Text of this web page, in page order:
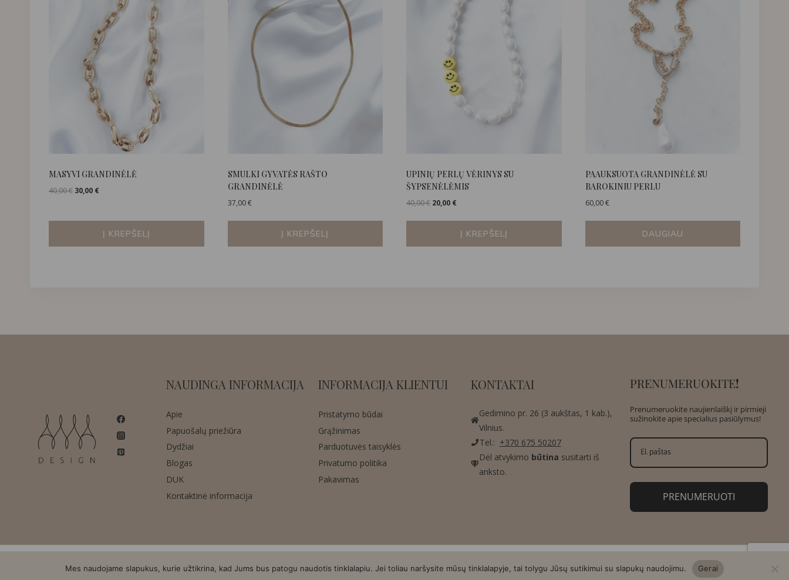
MASYVI GRANDINĖLĖ
40,00€ Original
40,00 €.
30,00 €
30,00 €.
Į KREPŠELĮ
SMULKI GYVATĖS RAŠTO
GRANDINĖLĖ
37,00€
Į KREPŠELĮ
UPINIŲ PERLŲ VĖRINYS SU
ŠYPSENĖLĖMIS
40,00€ Original
20,00 €
20,00 €.
Į KREPŠELĮ
PAAUKSUOTA GRANDINĖLĖ SU
BAROKINIU PERLU
60,00€
DAUGIAU
NAUDINGA INFORMACIJA
Apie
Papuošalų priežiūra
Dydžiai
Blogas
DUK
Kontaktinė informacija
INFORMACIJA KLIENTUI
Pristatymo būdai
Grąžinimas
Parduotuvės taisyklės
Privatumo politika
Pakavimas
KONTAKTAI
Gedimino pr. 26 (3 aukštas, 1 kab.),
Vilnius.
Tel.: +370 675 50207
Dėl atvykimo būtina susitarti iš
anksto.
PRENUMERUOKITE!
Prenumeruokite naujienlaiškį ir pirmieji
sužinokite apie specialius pasiūlymus!
PRENUMERUOTI
Copyright © 2026 AMA Design | Sukurta:Asteri
Mes naudojame slapukus, kurie užtikrina, kad Jums bus patogu naudotis tinklalapiu. Jei toliau naršysite mūsų tinklalapyje, tai tolygu Jūsų sutikimui su slapukų naudojimu. Gerai